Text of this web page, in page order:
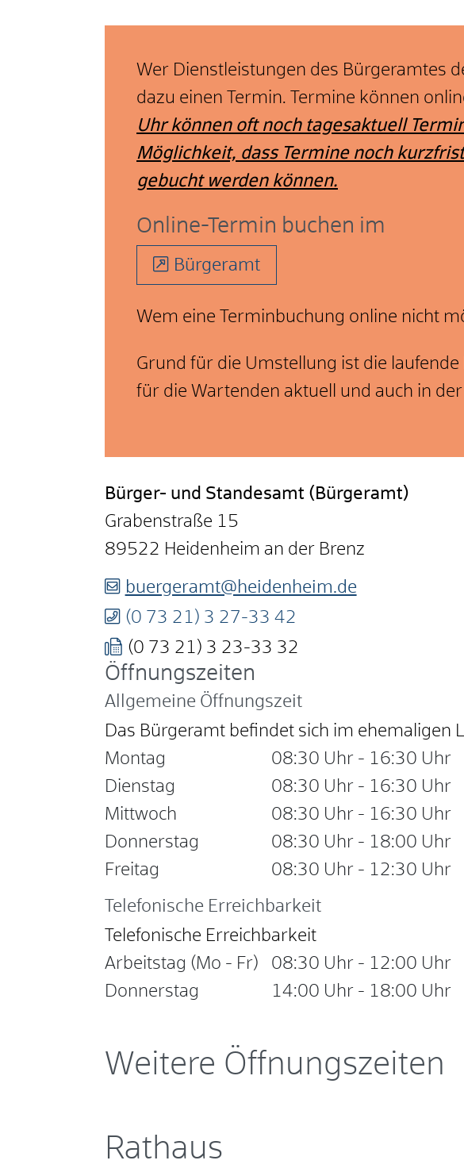
Wer Dienstleistungen des Bürgeramtes
dazu einen Termin. Termine können
Uhr können oft noch tagesaktuell
Möglichkeit, dass Termine noch
gebucht werden können.
Online-Termin buchen im
Bürgeramt
Wem eine Terminbuchung online nicht
Grund für die Umstellung ist die
für die Wartenden aktuell und auch in
Bürger- und Standesamt (Bürgeramt)
Grabenstraße 15
89522 Heidenheim an der Brenz
buergeramt@heidenheim.de
(0 73 21) 3 27-33 42
(0 73 21) 3 23-33 32
Öffnungszeiten
Allgemeine Öffnungszeit
Das Bürgeramt befindet sich im ehemaligen
Montag
08:30 Uhr - 16:30 Uhr
Dienstag
08:30 Uhr - 16:30 Uhr
Mittwoch
08:30 Uhr - 16:30 Uhr
Donnerstag
08:30 Uhr - 18:00 Uhr
Freitag
08:30 Uhr - 12:30 Uhr
Telefonische Erreichbarkeit
Telefonische Erreichbarkeit
Arbeitstag (Mo - Fr)
08:30 Uhr - 12:00 Uhr
Donnerstag
14:00 Uhr - 18:00 Uhr
Weitere Öffnungszeiten
Rathaus